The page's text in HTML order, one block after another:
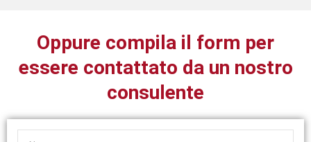
Oppure compila il form per
essere contattato da un nostro
consulente